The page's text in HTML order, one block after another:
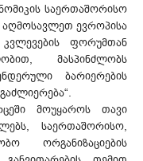
საერთაშორისო
ევროპისა
ფორუმთან
მასპინძლობს
ბარიერების
მოუყაროს თავი
საერთაშორისო,
ორგანიზაციების